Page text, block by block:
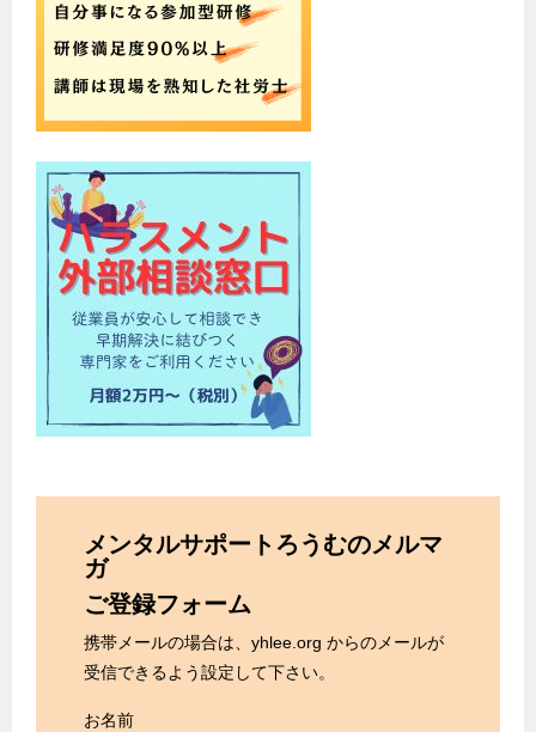
メンタルサポートろうむのメルマ
ガ
ご登録フォーム
携帯メールの場合は、yhlee.org からのメールが
受信できるよう設定して下さい。
お名前